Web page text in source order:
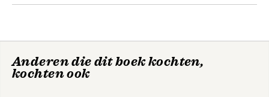
Anderen die dit boek kochten,
kochten ook